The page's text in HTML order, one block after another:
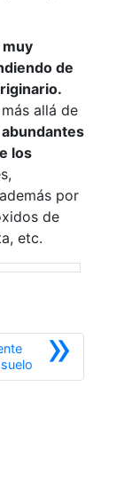
de
allá de
los
por
de
etc.
»
Siguiente